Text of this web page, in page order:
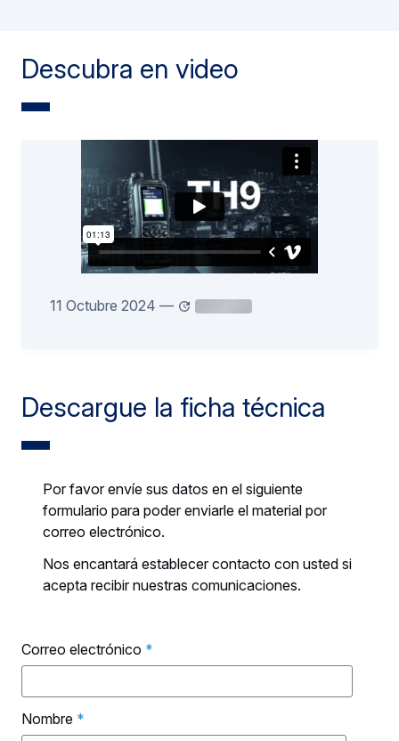
Descubra en video
11 Octubre 2024 —
Descargue la ficha técnica
Por favor envíe sus datos en el siguiente
formulario para poder enviarle el material por
correo electrónico.
Nos encantará establecer contacto con usted si
acepta recibir nuestras comunicaciones.
Correo electrónico *
Nombre *